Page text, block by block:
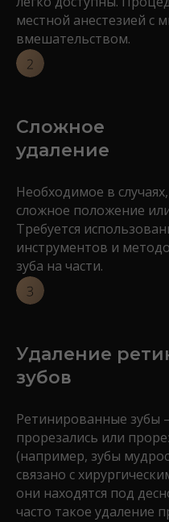
местной анестезией с
вмешательством.
Сложное
удаление
Необходимое в
сложное положение
Требуется
инструментов и
зуба на части.
Удаление
зубов
Ретинированные зубы
прорезались или
(например, зубы
связано с
они находятся под
часто такое удаление